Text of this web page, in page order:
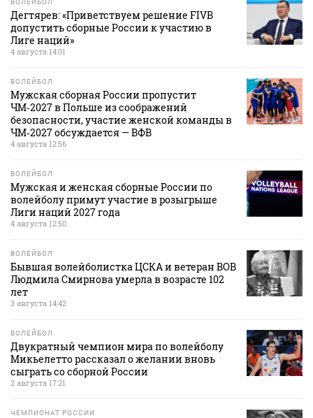
ВОЛЕЙБОЛ
Дегтярев: «Приветствуем решение FIVB
допустить сборные России к участию в
Лиге наций»
4 августа 14:01
ВОЛЕЙБОЛ
Мужская сборная России пропустит
ЧМ‑2027 в Польше из соображений
безопасности, участие женской команды в
ЧМ‑2027 обсуждается — ВФВ
4 августа 12:56
ВОЛЕЙБОЛ
Мужская и женская сборные России по
волейболу примут участие в розыгрыше
Лиги наций 2027 года
4 августа 12:50
ВОЛЕЙБОЛ
Бывшая волейболистка ЦСКА и ветеран ВОВ
Людмила Смирнова умерла в возрасте 102
лет
3 августа 14:42
ВОЛЕЙБОЛ
Двукратный чемпион мира по волейболу
Микьелетто рассказал о желании вновь
сыграть со сборной России
2 августа 17:21
ЧЕМПИОНАТ РОССИИ